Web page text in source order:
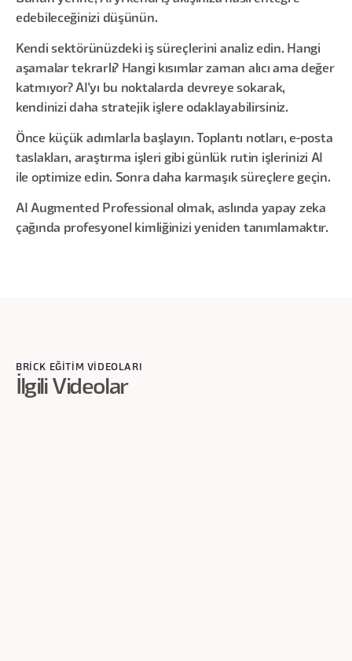
edebileceğinizi düşünün.
Kendi sektörünüzdeki iş süreçlerini analiz edin. Hangi
aşamalar tekrarlı? Hangi kısımlar zaman alıcı ama değer
katmıyor? AI'yı bu noktalarda devreye sokarak,
kendinizi daha stratejik işlere odaklayabilirsiniz.
Önce küçük adımlarla başlayın. Toplantı notları, e-posta
taslakları, araştırma işleri gibi günlük rutin işlerinizi AI
ile optimize edin. Sonra daha karmaşık süreçlere geçin.
AI Augmented Professional olmak, aslında yapay zeka
çağında profesyonel kimliğinizi yeniden tanımlamaktır.
BRİCK EĞİTİM VİDEOLARI
İlgili Videolar